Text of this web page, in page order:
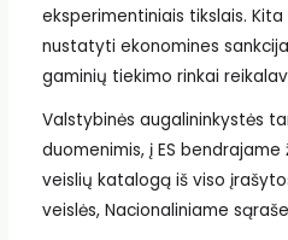
eksperimentiniais tikslais.
nustatyti ekonomines
gaminių tiekimo rinkai
Valstybinės augalininkystės
duomenimis, į ES
veislių katalogą iš viso
veislės, Nacionaliniame